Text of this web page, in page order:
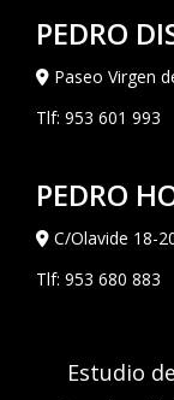
PEDRO
Paseo Virgen
Tlf: 953 601 993
PEDRO
C/Olavide 18-
Tlf: 953 680 883
Estudio